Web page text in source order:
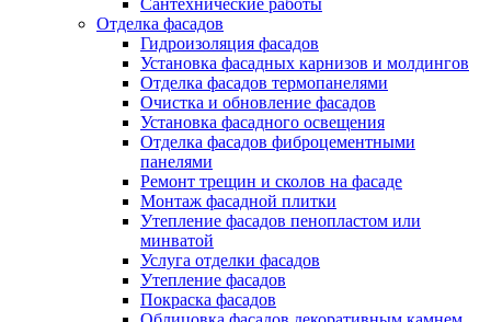
Сантехнические работы
Отделка фасадов
Гидроизоляция фасадов
Установка фасадных карнизов и молдингов
Отделка фасадов термопанелями
Очистка и обновление фасадов
Установка фасадного освещения
Отделка фасадов фиброцементными
панелями
Ремонт трещин и сколов на фасаде
Монтаж фасадной плитки
Утепление фасадов пенопластом или
минватой
Услуга отделки фасадов
Утепление фасадов
Покраска фасадов